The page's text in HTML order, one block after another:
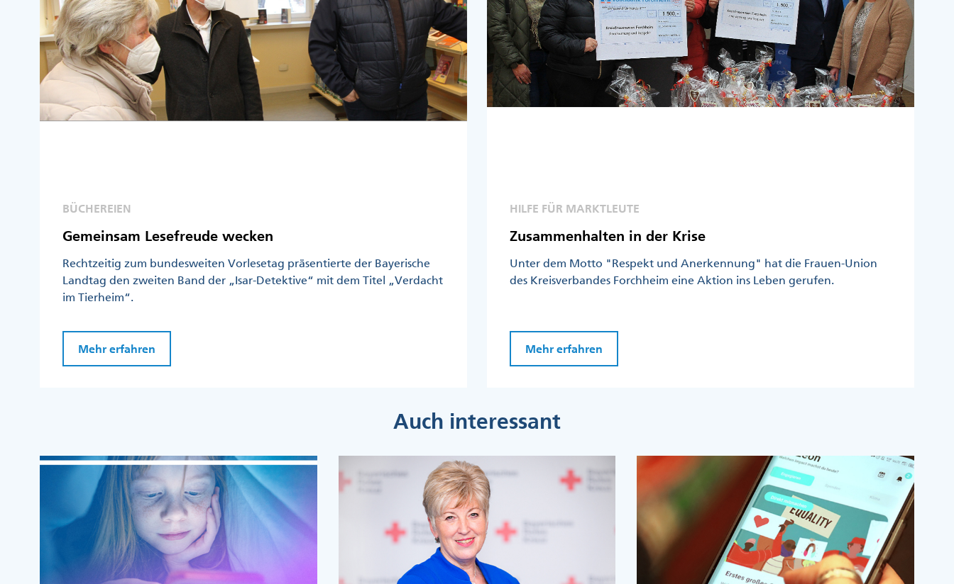
BÜCHEREIEN
Gemeinsam Lesefreude wecken
Rechtzeitig zum bundesweiten Vorlesetag präsentierte der Bayerische
Landtag den zweiten Band der „Isar-Detektive“ mit dem Titel „Verdacht
im Tierheim“.
Mehr erfahren
HILFE FÜR MARKTLEUTE
Zusammenhalten in der Krise
Unter dem Motto "Respekt und Anerkennung" hat die Frauen-Union
des Kreisverbandes Forchheim eine Aktion ins Leben gerufen.
Mehr erfahren
Auch interessant